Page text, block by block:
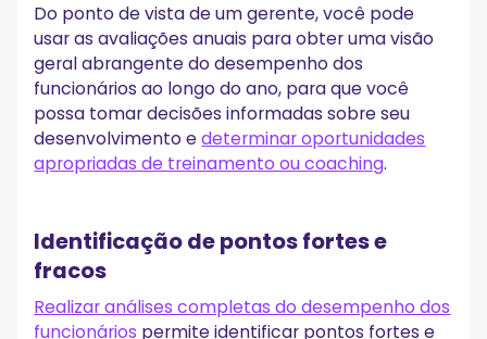
Do ponto de vista de um gerente, você pode
usar as avaliações anuais para obter uma visão
geral abrangente do desempenho dos
funcionários ao longo do ano, para que você
possa tomar decisões informadas sobre seu
desenvolvimento edeterminar oportunidades
apropriadas de treinamento ou coaching.
Identificação de pontos fortes e
fracos
Realizar análises completas do desempenho dos
funcionários permite identificar pontos fortes e